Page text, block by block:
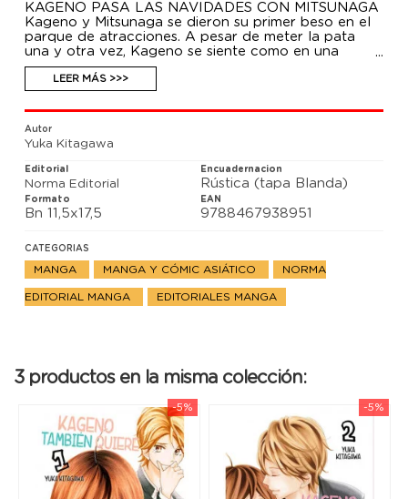
KAGENO PASA LAS NAVIDADES CON MITSUNAGA
Kageno y Mitsunaga se dieron su primer beso en el
parque de atracciones. A pesar de meter la pata
una y otra vez, Kageno se siente como en una
nube… Con tal de pasar unas navidades estupendas
con Mitsunaga, Kageno ha buscado un trabajo a
tiempo parcial, pero… ¡allí se le declara un chico
muy guapo! ¿Cómo serán sus navidades con
Mitsunaga?
LEER MÁS >>>
Autor
Yuka Kitagawa
Editorial
Norma Editorial
Encuadernacion
Rústica (tapa Blanda)
Formato
Bn 11,5x17,5
EAN
9788467938951
CATEGORIAS
MANGA MANGA Y CÓMIC ASIÁTICO NORMA
EDITORIAL MANGA EDITORIALES MANGA
3 productos en la misma colección:
-5% -5%